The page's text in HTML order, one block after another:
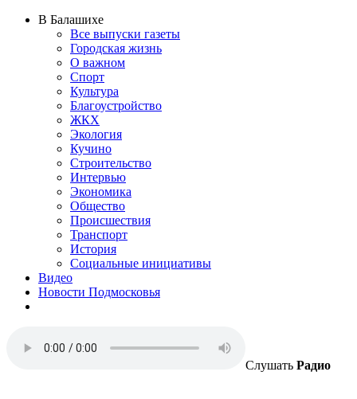
В Балашихе
Все выпуски газеты
Городская жизнь
О важном
Спорт
Культура
Благоустройство
ЖКХ
Экология
Кучино
Строительство
Интервью
Экономика
Общество
Происшествия
Транспорт
История
Социальные инициативы
Видео
Новости Подмосковья
Слушать Радио